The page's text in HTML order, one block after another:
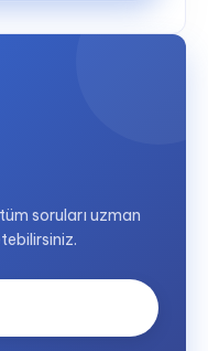
tüm soruları uzman